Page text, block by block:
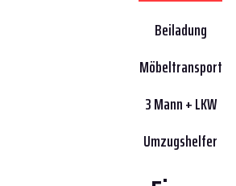
Beiladung
Möbeltransport
3 Mann + LKW
Umzugshelfer